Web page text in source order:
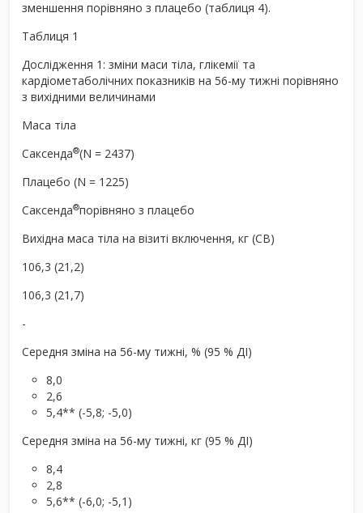
зменшення порівняно з плацебо (таблиця 4).
Таблиця 1
Дослідження 1: зміни маси тіла, глікемії та
кардіометаболічних показників на 56-му тижні порівняно
з вихідними величинами
Маса тіла
Саксенда®(N = 2437)
Плацебо (N = 1225)
Саксенда®порівняно з плацебо
Вихідна маса тіла на візиті включення, кг (СВ)
106,3 (21,2)
106,3 (21,7)
-
Середня зміна на 56-му тижні, % (95 % ДІ)
8,0
2,6
5,4** (-5,8; -5,0)
Середня зміна на 56-му тижні, кг (95 % ДІ)
8,4
2,8
5,6** (-6,0; -5,1)